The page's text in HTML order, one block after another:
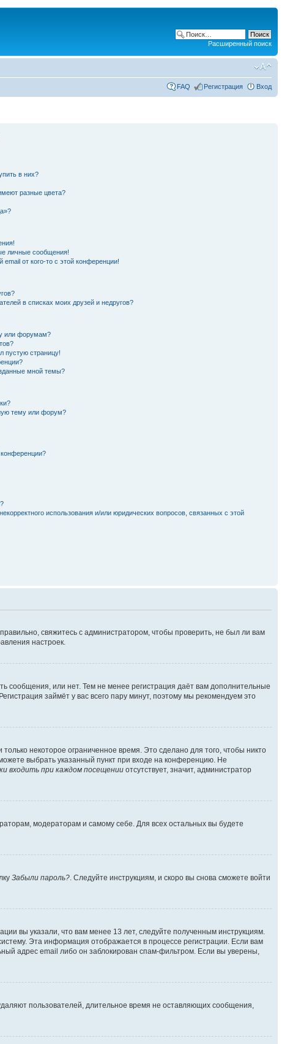
Расширенный поиск
FAQ Регистрация Вход
в них?
разные цвета?
личные сообщения!
от кого-то с этой конференции!
в списках моих друзей и недругов?
или форумам?
пустую страницу!
мной темы?
тему или форум?
использования и/или юридических вопросов, связанных с этой
свяжитесь с администратором, чтобы проверить, не был ли вам
настроек.
сообщения, или нет. Тем не менее регистрация даёт вам дополнительные
займёт у вас всего пару минут, поэтому мы рекомендуем это
некоторое ограниченное время. Это сделано для того, чтобы никто
выбрать указанный пункт при входе на конференцию. Не
входить при каждом посещении отсутствует, значит, администратор
модераторам и самому себе. Для всех остальных вы будете
Забыли пароль? . Следуйте инструкциям, и скоро вы снова сможете войти
вы указали, что вам менее 13 лет, следуйте полученным инструкциям.
Эта информация отображается в процессе регистрации. Если вам
адрес email либо он заблокирован спам-фильтром. Если вы уверены,
пользователей, длительное время не оставляющих сообщения,